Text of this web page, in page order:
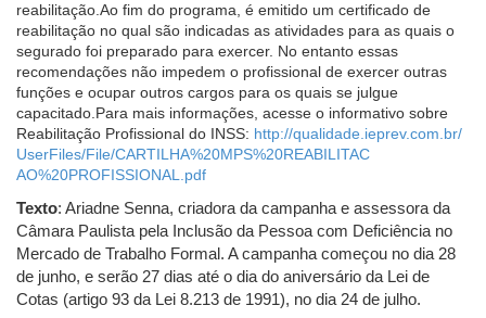
reabilitação.Ao fim do programa, é emitido um certificado de
reabilitação no qual são indicadas as atividades para as quais o
segurado foi preparado para exercer. No entanto essas
recomendações não impedem o profissional de exercer outras
funções e ocupar outros cargos para os quais se julgue
capacitado.Para mais informações, acesse o informativo sobre
Reabilitação Profissional do INSS: http://qualidade.ieprev.com.br/
UserFiles/File/CARTILHA%20MPS%20REABILITAC
AO%20PROFISSIONAL.pdf
Texto: Ariadne Senna, criadora da campanha e assessora da
Câmara Paulista pela Inclusão da Pessoa com Deficiência no
Mercado de Trabalho Formal. A campanha começou no dia 28
de junho, e serão 27 dias até o dia do aniversário da Lei de
Cotas (artigo 93 da Lei 8.213 de 1991), no dia 24 de julho.